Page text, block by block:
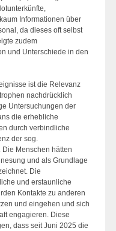
Informationen über
da dieses oft selbst
zudem
und Unterschiede in den
ist die Relevanz
nachdrücklich
Untersuchungen der
die erhebliche
durch verbindliche
der sog.
Menschen hätten
und als Grundlage
Die
und erstaunliche
Kontakte zu anderen
und eingehen und sich
engagieren. Diese
dass seit Juni 2025 die